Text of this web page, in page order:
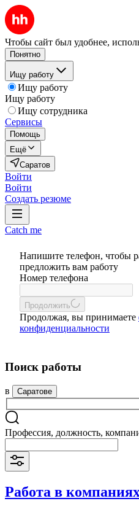
Чтобы сайт был удобнее,
Понятно
Ищу работу
Ищу работу
Ищу работу
Ищу сотрудника
Сервисы
Помощь
Ещё
Саратов
Войти
Войти
Создать резюме
Catch me
Напишите телефон, чтобы
предложить вам работу
Номер телефона
Продолжить
Продолжая, вы принимаете
конфиденциальности
Поиск работы
в Саратове
Профессия, должность,
Работа в